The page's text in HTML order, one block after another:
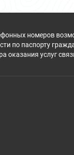
номеров
по паспорту
оказания услуг